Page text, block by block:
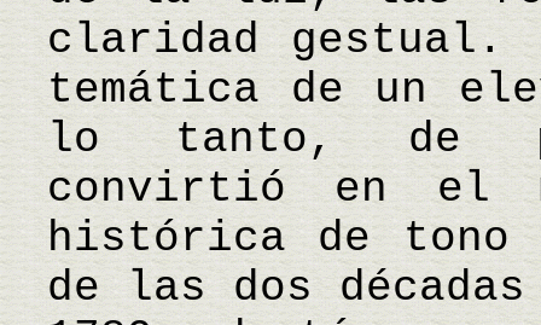
claridad gestual.
temática de un
lo tanto, de
convirtió en el
histórica de tono
de las dos